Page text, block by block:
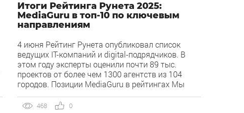
Итоги Рейтинга Рунета 2025:
MediaGuru в топ-10 по ключевым
направлениям
4 июня Рейтинг Рунета опубликовал список
ведущих IT-компаний и digital-подрядчиков. В
этом году эксперты оценили почти 89 тыс.
проектов от более чем 1300 агентств из 104
городов. Позиции MediaGuru в рейтингах Мы
ключевых направлениях. Наша компания
468 0